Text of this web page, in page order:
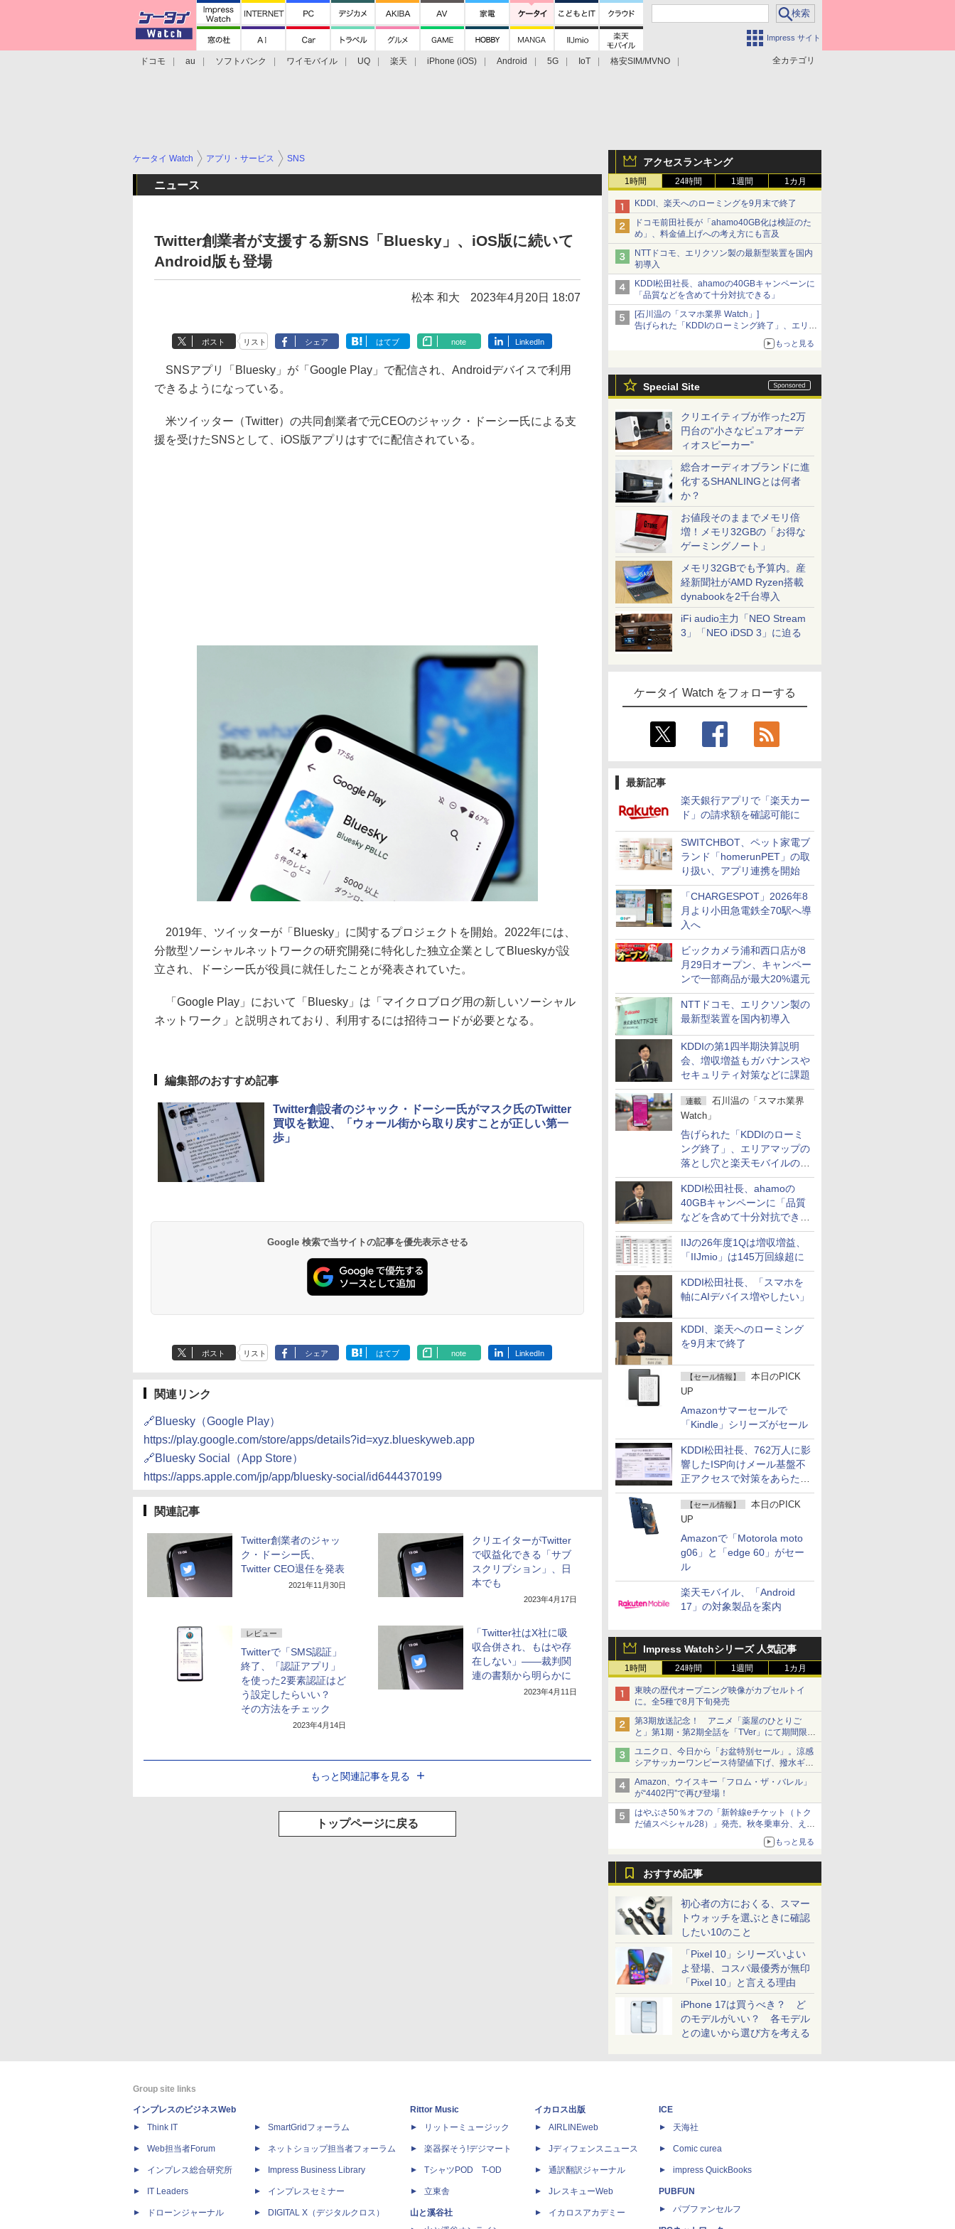
Impress サイト
全カテゴリ
ドコモ au ソフトバンク ワイモバイル UQ 楽天 iPhone (iOS) Android 5G IoT
格安SIM/MVNO
アクセスランキング
1時間 24時間 1週間 1カ月
KDDI、楽天へのローミングを9月末で終了
ドコモ前田社長が「ahamo40GB化は検証のた
め」、料金値上げへの考え方にも言及
NTTドコモ、エリクソン製の最新型装置を国内
初導入
KDDI松田社長、ahamoの40GBキャンペーンに
「品質などを含めて十分対抗できる」
[石川温の「スマホ業界 Watch」]
告げられた「KDDIのローミング終了」、エリア
マップの落とし穴と楽天モバイルの課題
もっと見る
Special Site
クリエイティブが作った2万
円台の“小さなピュアオーデ
ィオスピーカー”
総合オーディオブランドに進
化するSHANLINGとは何者
か？
お値段そのままでメモリ倍
増！メモリ32GBの「お得な
ゲーミングノート」
メモリ32GBでも予算内。産
経新聞社がAMD Ryzen搭載
dynabookを2千台導入
iFi audio主力「NEO Stream
3」「NEO iDSD 3」に迫る
ケータイ Watch をフォローする
最新記事
楽天銀行アプリで「楽天カー
ド」の請求額を確認可能に
SWITCHBOT、ペット家電ブ
ランド「homerunPET」の取
り扱い、アプリ連携を開始
「CHARGESPOT」2026年8
月より小田急電鉄全70駅へ導
入へ
ビックカメラ浦和西口店が8
月29日オープン、キャンペー
ンで一部商品が最大20%還元
NTTドコモ、エリクソン製の
最新型装置を国内初導入
KDDIの第1四半期決算説明
会、増収増益もガバナンスや
セキュリティ対策などに課題
連載
石川温の「スマホ業界
Watch」
告げられた「KDDIのローミ
ング終了」、エリアマップの
落とし穴と楽天モバイルの課
題
KDDI松田社長、ahamoの
40GBキャンペーンに「品質
などを含めて十分対抗でき
る」
IIJの26年度1Qは増収増益、
「IIJmio」は145万回線超に
KDDI松田社長、「スマホを
軸にAIデバイス増やしたい」
KDDI、楽天へのローミング
を9月末で終了
【セール情報】
本日のPICK
UP
Amazonサマーセールで
「Kindle」シリーズがセール
KDDI松田社長、762万人に影
響したISP向けメール基盤不
正アクセスで対策をあらため
て説明
【セール情報】
本日のPICK
UP
Amazonで「Motorola moto
g06」と「edge 60」がセー
ル
楽天モバイル、「Android
17」の対象製品を案内
Impress Watchシリーズ 人気記事
1時間 24時間 1週間 1カ月
東映の歴代オープニング映像がカプセルトイ
に。全5種で8月下旬発売
第3期放送記念！ アニメ「薬屋のひとりご
と」第1期・第2期全話を「TVer」にて期間限定
で順次無料配信開始
ユニクロ、今日から「お盆特別セール」。涼感
シアサッカーワンピース待望値下げ、撥水ギア
ショーツは1990円に
Amazon、ウイスキー「フロム・ザ・バレル」
が“4402円”で再び登場！
はやぶさ50％オフの「新幹線eチケット（トク
だ値スペシャル28）」発売。秋冬乗車分、えき
もっと見る
おすすめ記事
初心者の方におくる、スマー
トウォッチを選ぶときに確認
したい10のこと
「Pixel 10」シリーズいよい
よ登場、コスパ最優秀が無印
「Pixel 10」と言える理由
iPhone 17は買うべき？ ど
のモデルがいい？ 各モデル
との違いから選び方を考える
ケータイ Watch アプリ・サービス SNS
ニュース
Twitter創業者が支援する新SNS「Bluesky」、iOS版に続いて
Android版も登場
松本 和大 2023年4月20日 18:07
ポスト リスト シェア はてブ note LinkedIn
SNSアプリ「Bluesky」が「Google Play」で配信され、Androidデバイスで利用
できるようになっている。
米ツイッター（Twitter）の共同創業者で元CEOのジャック・ドーシー氏による支
援を受けたSNSとして、iOS版アプリはすでに配信されている。
2019年、ツイッターが「Bluesky」に関するプロジェクトを開始。2022年には、
分散型ソーシャルネットワークの研究開発に特化した独立企業としてBlueskyが設
立され、ドーシー氏が役員に就任したことが発表されていた。
「Google Play」において「Bluesky」は「マイクロブログ用の新しいソーシャル
ネットワーク」と説明されており、利用するには招待コードが必要となる。
編集部のおすすめ記事
Twitter創設者のジャック・ドーシー氏がマスク氏のTwitter
買収を歓迎、「ウォール街から取り戻すことが正しい第一
歩」
Google 検索で当サイトの記事を優先表示させる
ポスト リスト シェア はてブ note LinkedIn
関連リンク
🔗Bluesky（Google Play）
https://play.google.com/store/apps/details?id=xyz.blueskyweb.app
🔗Bluesky Social（App Store）
https://apps.apple.com/jp/app/bluesky-social/id6444370199
関連記事
Twitter創業者のジャッ
ク・ドーシー氏、
Twitter CEO退任を発表
2021年11月30日
クリエイターがTwitter
で収益化できる「サブ
スクリプション」、日
本でも
2023年4月17日
レビュー
Twitterで「SMS認証」
終了、「認証アプリ」
を使った2要素認証はど
う設定したらいい？
その方法をチェック
2023年4月14日
「Twitter社はX社に吸
収合併され、もはや存
在しない」――裁判関
連の書類から明らかに
2023年4月11日
もっと関連記事を見る
トップページに戻る
Group site links
インプレスのビジネスWeb
Think IT
Web担当者Forum
インプレス総合研究所
IT Leaders
ドローンジャーナル
SmartGridフォーラム
ネットショップ担当者フォーラム
Impress Business Library
インプレスセミナー
DIGITAL X（デジタルクロス）
Rittor Music
リットーミュージック
楽器探そう!デジマート
TシャツPOD T-OD
立東舎
山と溪谷社
イカロス出版
AIRLINEweb
Jディフェンスニュース
通訳翻訳ジャーナル
JレスキューWeb
イカロスアカデミー
ICE
天海社
Comic curea
impress QuickBooks
PUBFUN
パブファンセルフ